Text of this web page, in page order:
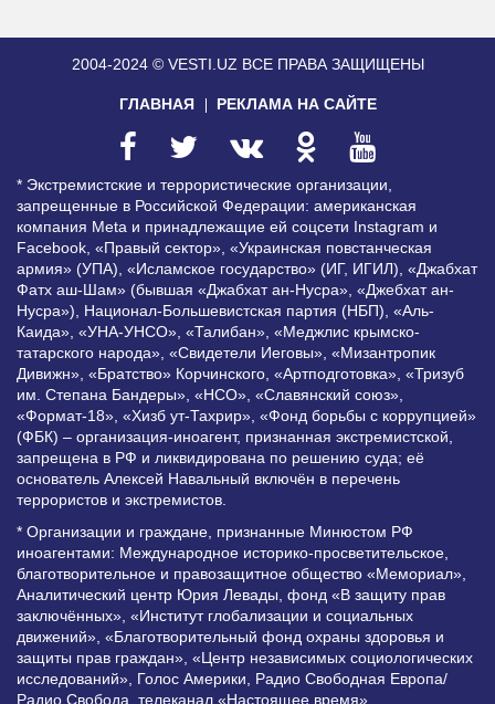
2004-2024 © VESTI.UZ ВСЕ ПРАВА ЗАЩИЩЕНЫ
ГЛАВНАЯ РЕКЛАМА НА САЙТЕ
* Экстремистские и террористические организации,
запрещенные в Российской Федерации: американская
компания Meta и принадлежащие ей соцсети Instagram и
Facebook, «Правый сектор», «Украинская повстанческая
армия» (УПА), «Исламское государство» (ИГ, ИГИЛ), «Джабхат
Фатх аш-Шам» (бывшая «Джабхат ан-Нусра», «Джебхат ан-
Нусра»), Национал-Большевистская партия (НБП), «Аль-
Каида», «УНА-УНСО», «Талибан», «Меджлис крымско-
татарского народа», «Свидетели Иеговы», «Мизантропик
Дивижн», «Братство» Корчинского, «Артподготовка», «Тризуб
им. Степана Бандеры», «НСО», «Славянский союз»,
«Формат-18», «Хизб ут-Тахрир», «Фонд борьбы с коррупцией»
(ФБК) – организация-иноагент, признанная экстремистской,
запрещена в РФ и ликвидирована по решению суда; её
основатель Алексей Навальный включён в перечень
террористов и экстремистов.
* Организации и граждане, признанные Минюстом РФ
иноагентами: Международное историко-просветительское,
благотворительное и правозащитное общество «Мемориал»,
Аналитический центр Юрия Левады, фонд «В защиту прав
заключённых», «Институт глобализации и социальных
движений», «Благотворительный фонд охраны здоровья и
защиты прав граждан», «Центр независимых социологических
исследований», Голос Америки, Радио Свободная Европа/
Радио Свобода, телеканал «Настоящее время»,